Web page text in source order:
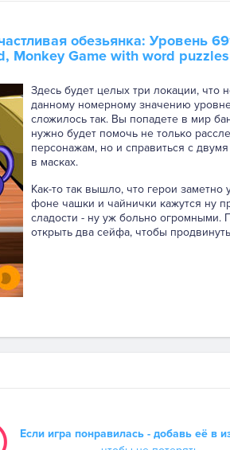
обезьянка: Уровень
Monkey Game with word
Здесь будет целых три локации, что
данному номерному значению
сложилось так. Вы попадете в мир
нужно будет помочь не только
персонажам, но и справиться с
в масках.
Как-то так вышло, что герои
фоне чашки и чайнички кажутся ну
сладости - ну уж больно огромными.
открыть два сейфа, чтобы
Если игра понравилась - добавь её в